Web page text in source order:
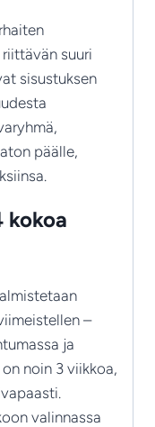
suuri
sisustuksen
päälle,
kokoa
–
ja
noin 3 viikkoa,
valinnassa